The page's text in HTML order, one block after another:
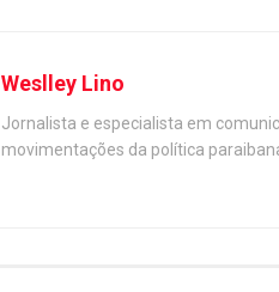
Weslley Lino
Jornalista e especialista em
movimentações da política